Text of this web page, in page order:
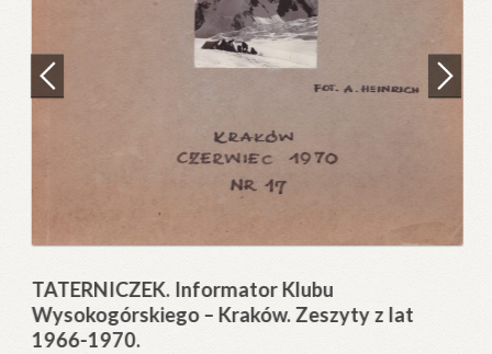
Zamówienie
TATERNICZEK. Informator Klubu
Wysokogórskiego – Kraków. Zeszyty z lat
1966-1970.